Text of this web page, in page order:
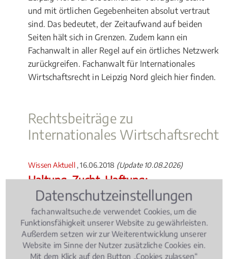
und mit örtlichen Gegebenheiten absolut vertraut
sind. Das bedeutet, der Zeitaufwand auf beiden
Seiten hält sich in Grenzen. Zudem kann ein
Fachanwalt in aller Regel auf ein örtliches Netzwerk
zurückgreifen. Fachanwalt für Internationales
Wirtschaftsrecht in Leipzig Nord gleich hier finden.
Rechtsbeiträge zu
Internationales Wirtschaftsrecht
Wissen Aktuell , 16.06.2018 (Update 10.08.2026)
Haltung, Zucht, Haftung:
Rechtsprobleme rund um den Hund
Datenschutzeinstellungen
fachanwaltsuche.de verwendet Cookies, um die
Funktionsfähigkeit unserer Website zu gewährleisten.
Außerdem setzen wir zur Weiterentwicklung unserer
Website im Sinne der Nutzer zusätzliche Cookies ein.
Mit dem Klick auf den Button „Cookies zulassen“